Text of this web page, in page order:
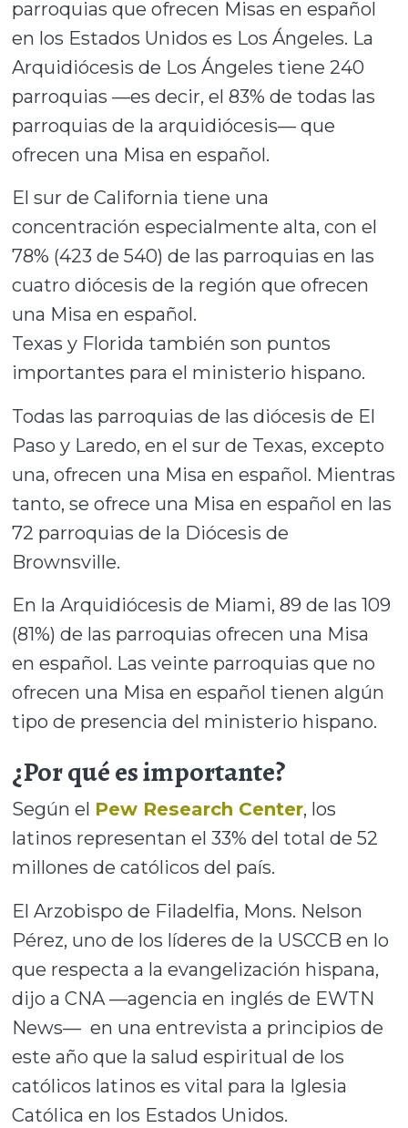
parroquias que ofrecen Misas en español
en los Estados Unidos es Los Ángeles. La
Arquidiócesis de Los Ángeles tiene 240
parroquias —es decir, el 83% de todas las
parroquias de la arquidiócesis— que
ofrecen una Misa en español.
El sur de California tiene una
concentración especialmente alta, con el
78% (423 de 540) de las parroquias en las
cuatro diócesis de la región que ofrecen
una Misa en español.
Texas y Florida también son puntos
importantes para el ministerio hispano.
Todas las parroquias de las diócesis de El
Paso y Laredo, en el sur de Texas, excepto
una, ofrecen una Misa en español. Mientras
tanto, se ofrece una Misa en español en las
72 parroquias de la Diócesis de
Brownsville.
En la Arquidiócesis de Miami, 89 de las 109
(81%) de las parroquias ofrecen una Misa
en español. Las veinte parroquias que no
ofrecen una Misa en español tienen algún
tipo de presencia del ministerio hispano.
¿Por qué es importante?
Según el Pew Research Center, los
latinos representan el 33% del total de 52
millones de católicos del país.
El Arzobispo de Filadelfia, Mons. Nelson
Pérez, uno de los líderes de la USCCB en lo
que respecta a la evangelización hispana,
dijo a CNA —agencia en inglés de EWTN
News— en una entrevista a principios de
este año que la salud espiritual de los
católicos latinos es vital para la Iglesia
Católica en los Estados Unidos.